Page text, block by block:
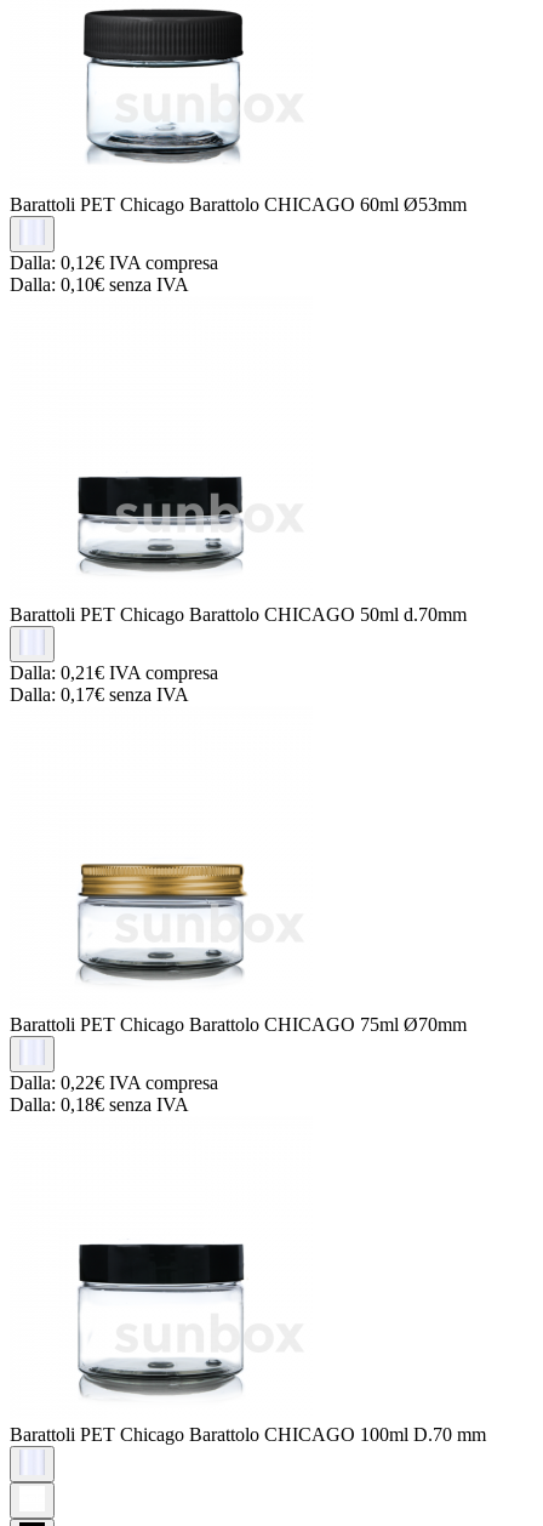
Barattoli PET Chicago Barattolo CHICAGO 60ml Ø53mm
Dalla: 0,12€ IVA compresa
Dalla: 0,10€ senza IVA
Barattoli PET Chicago Barattolo CHICAGO 50ml d.70mm
Dalla: 0,21€ IVA compresa
Dalla: 0,17€ senza IVA
Barattoli PET Chicago Barattolo CHICAGO 75ml Ø70mm
Dalla: 0,22€ IVA compresa
Dalla: 0,18€ senza IVA
Barattoli PET Chicago Barattolo CHICAGO 100ml D.70 mm